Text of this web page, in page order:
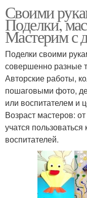
Своими
Поделки,
Мастерим с
Поделки своими
совершенно разные
Авторские работы,
пошаговыми фото,
или воспитателем и
Возраст мастеров:
учатся
воспитателей.